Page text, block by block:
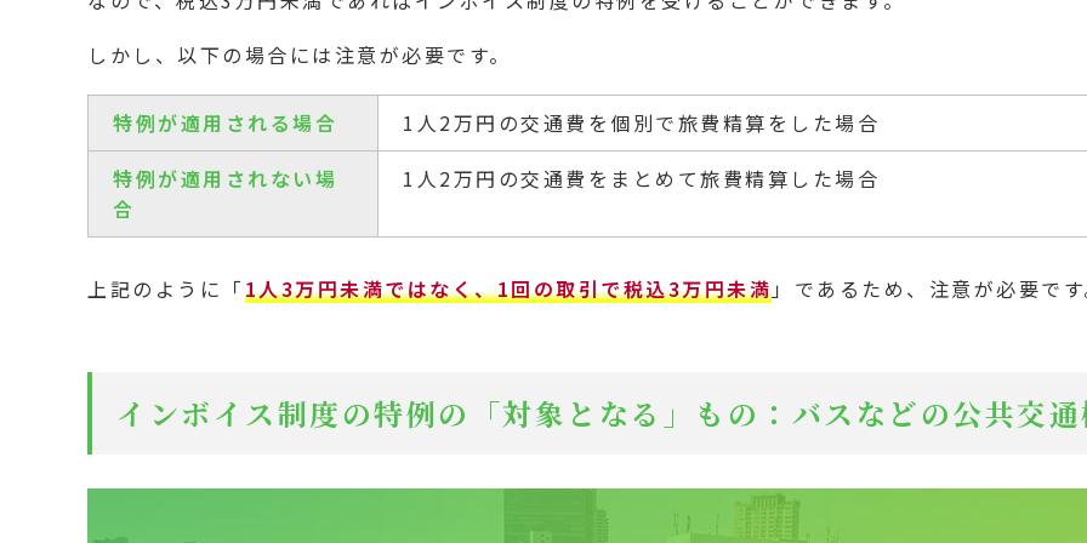
しかし、以下の場合には注意が必要です。
特例が適用される場合
1人2万円の交通費を個別で旅費精算をした場合
特例が適用されない場
合
1人2万円の交通費をまとめて旅費精算した場合
上記のように「1人3万円未満ではなく、1回の取引で税込3万円未満」であるため、注意が必要で
インボイス制度の特例の「対象となる」もの：バスなどの公共交